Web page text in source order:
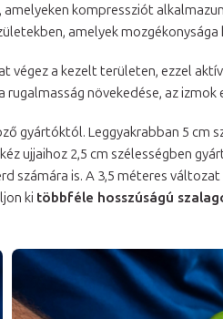
kompressziót
amelyek
végez a kezelt területen, ezzel
rugalmasság növekedése, az
gyártóktól. Leggyakrabban 5 cm
ujjaihoz 2,5 cm szélességben
számára is. A 3,5 méteres
ki többféle hosszúságú